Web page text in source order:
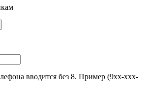
вводится без 8. Пример (9хх-ххх-